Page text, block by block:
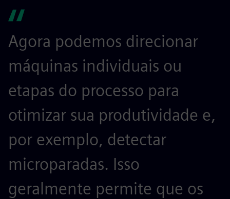
Agora podemos direcionar
máquinas individuais ou
etapas do processo para
otimizar sua produtividade e,
por exemplo, detectar
microparadas. Isso
geralmente permite que os